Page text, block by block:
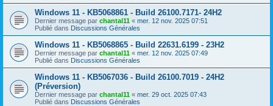
Windows 11 - KB5068861 - Build 26100.7171- 24H2
Dernier message par chantal11 « mer. 12 nov. 2025 07:51
Publié dans Discussions Générales
Windows 11 - KB5068865 - Build 22631.6199 - 23H2
Dernier message par chantal11 « mer. 12 nov. 2025 07:49
Publié dans Discussions Générales
Windows 11 - KB5067036 - Build 26100.7019 - 24H2
(Préversion)
Dernier message par chantal11 « mer. 29 oct. 2025 07:43
Publié dans Discussions Générales